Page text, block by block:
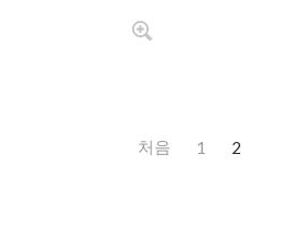
1 2